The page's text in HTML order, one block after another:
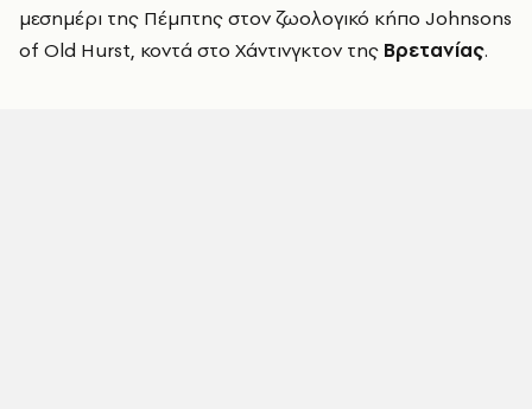
μεσημέρι της Πέμπτης στον ζωολογικό κήπο Johnsons
of Old Hurst, κοντά στο Χάντινγκτον της Βρετανίας.